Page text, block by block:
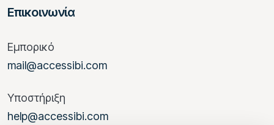
Επικοινωνία
Εμπορικό
mail@accessibi.com
Υποστήριξη
help@accessibi.com